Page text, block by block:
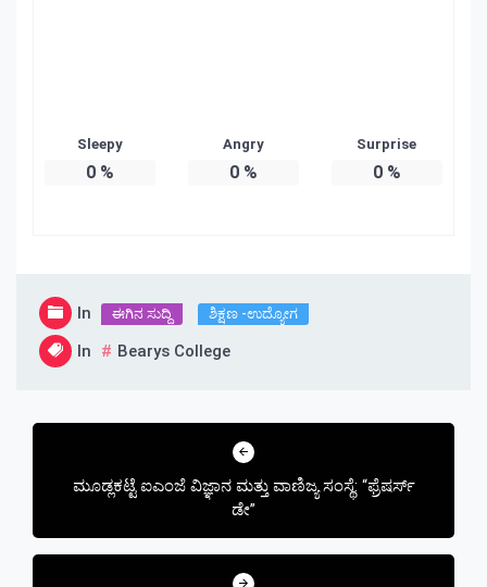
Sleepy
0%
Angry
0%
Surprise
0%
In ಈಗಿನ ಸುದ್ದಿ ಶಿಕ್ಷಣ -ಉದ್ಯೋಗ
In Bearys College
Post
ಮೂಡ್ಲಕಟ್ಟೆ ಐಎಂಜೆ ವಿಜ್ಞಾನ ಮತ್ತು ವಾಣಿಜ್ಯ ಸಂಸ್ಥೆ: “ಫ್ರೆಷರ್ಸ್
ಡೇ”